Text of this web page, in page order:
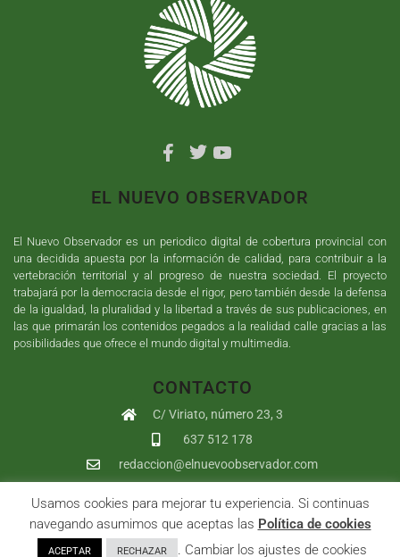
EL NUEVO OBSERVADOR
El Nuevo Observador es un periodico digital de cobertura provincial con
una decidida apuesta por la información de calidad, para contribuir a la
vertebración territorial y al progreso de nuestra sociedad. El proyecto
trabajará por la democracia desde el rigor, pero también desde la defensa
de la igualdad, la pluralidad y la libertad a través de sus publicaciones, en
las que primarán los contenidos pegados a la realidad calle gracias a las
posibilidades que ofrece el mundo digital y multimedia.
CONTACTO
C/ Viriato, número 23, 3
637 512 178
redaccion@elnuevoobservador.com
Copyright ©2026 El Nuevo Observador | Sumurdigital Diseño web
yDesarrollo| All Rights Reserved |
Usamos cookies para mejorar tu experiencia. Si continuas
navegando asumimos que aceptas las Política de cookies
ACEPTAR RECHAZAR . Cambiar los ajustes de cookies